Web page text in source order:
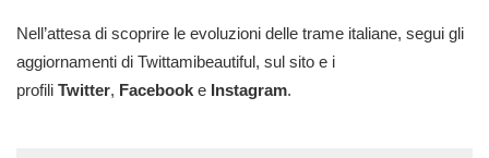
Nell’attesa di scoprire le evoluzioni delle trame italiane, segui gli
aggiornamenti di Twittamibeautiful, sul sito e i
profili Twitter, Facebook e Instagram.